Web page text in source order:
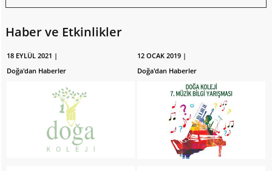
Haber ve Etkinlikler
18 EYLÜL 2021 |
Doğa'dan Haberler
12 OCAK 2019 |
Doğa'dan Haberler